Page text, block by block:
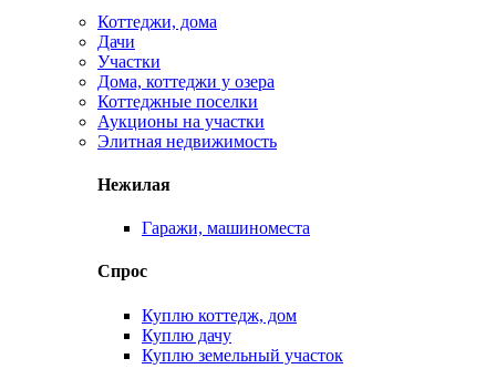
Коттеджи, дома
Дачи
Участки
Дома, коттеджи у озера
Коттеджные поселки
Аукционы на участки
Элитная недвижимость
Нежилая
Гаражи, машиноместа
Спрос
Куплю коттедж, дом
Куплю дачу
Куплю земельный участок